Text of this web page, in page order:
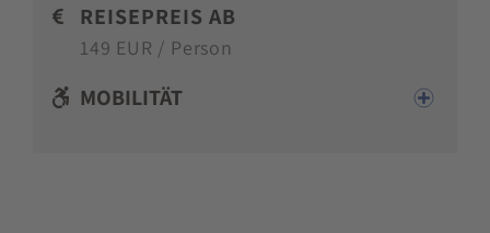
REISEPREIS AB
149 EUR / Person
MOBILITÄT